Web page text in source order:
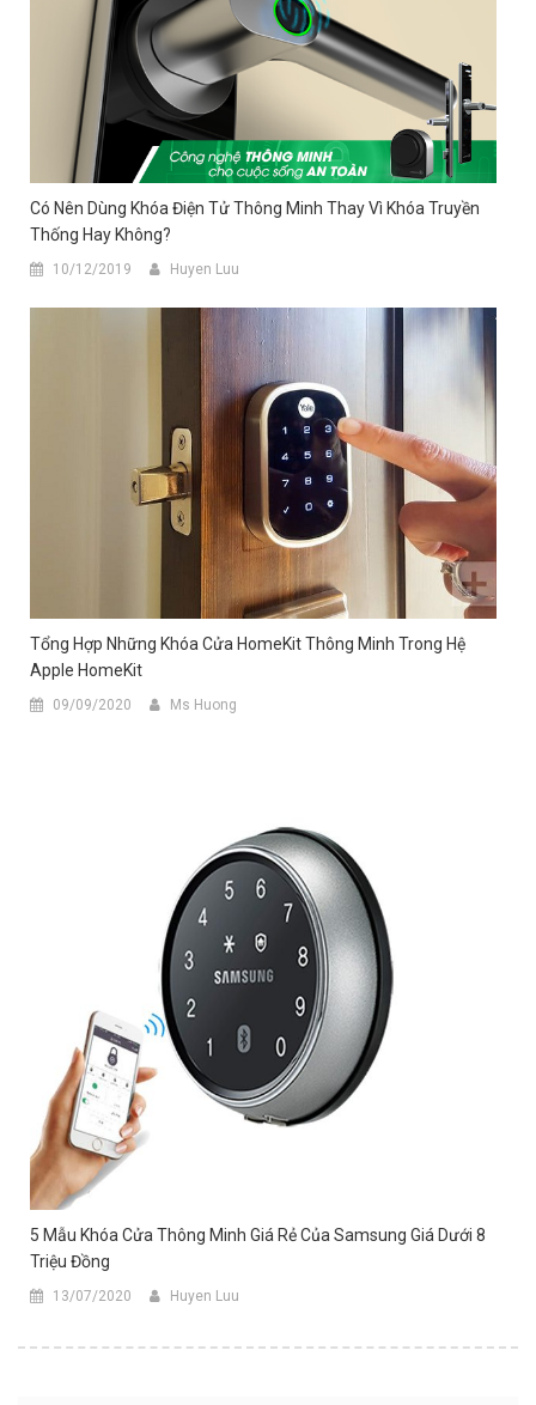
Có Nên Dùng Khóa Điện Tử Thông Minh Thay Vì Khóa Truyền
Thống Hay Không?
10/12/2019 Huyen Luu
Tổng Hợp Những Khóa Cửa HomeKit Thông Minh Trong Hệ
Apple HomeKit
09/09/2020 Ms Huong
5 Mẫu Khóa Cửa Thông Minh Giá Rẻ Của Samsung Giá Dưới 8
Triệu Đồng
13/07/2020 Huyen Luu